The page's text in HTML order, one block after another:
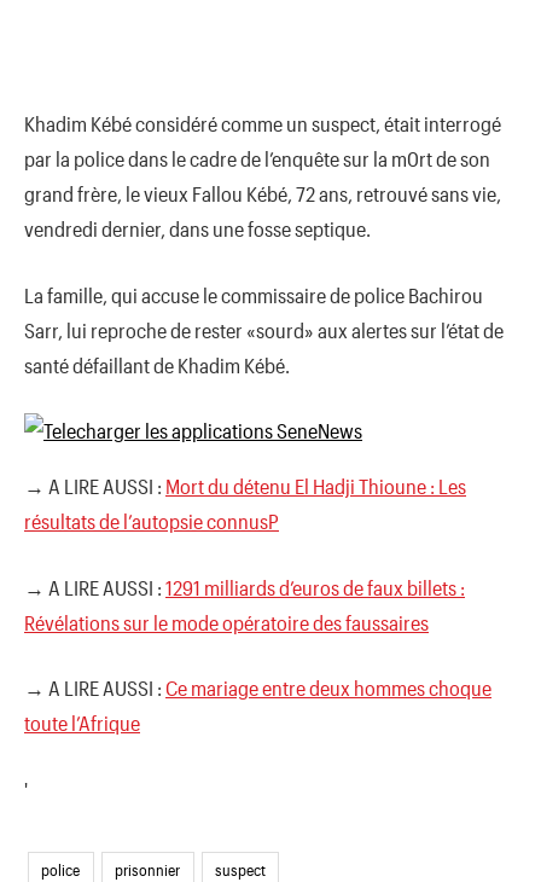
Khadim Kébé considéré comme un suspect, était interrogé
par la police dans le cadre de l’enquête sur la m0rt de son
grand frère, le vieux Fallou Kébé, 72 ans, retrouvé sans vie,
vendredi dernier, dans une fosse septique.
La famille, qui accuse le commissaire de police Bachirou
Sarr, lui reproche de rester «sourd» aux alertes sur l’état de
santé défaillant de Khadim Kébé.
→ A LIRE AUSSI : Mort du détenu El Hadji Thioune : Les
résultats de l’autopsie connusP
→ A LIRE AUSSI : 1291 milliards d’euros de faux billets :
Révélations sur le mode opératoire des faussaires
→ A LIRE AUSSI : Ce mariage entre deux hommes choque
toute l’Afrique
'
police prisonnier suspect